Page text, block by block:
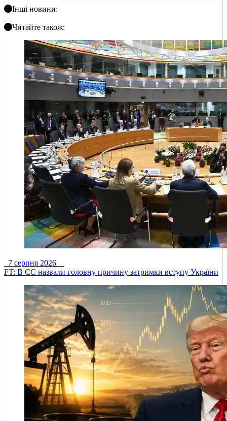
Інші новини:
Читайте також:
7 серпня 2026
FT: В ЄС назвали головну причину затримки вступу України